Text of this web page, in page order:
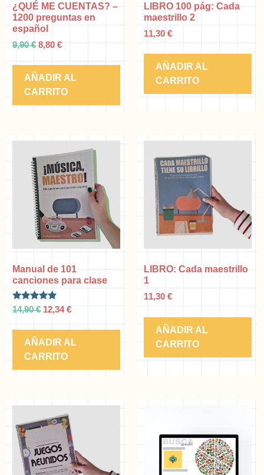
¿QUÉ ME CUENTAS? –
1200 preguntas en
español
9,90€ 8,80 €
AÑADIR AL
CARRITO
LIBRO 100 pág: Cada
maestrillo 2
11,30 €
AÑADIR AL
CARRITO
Manual de 101
canciones para clase
Valorado
con
de 5
14,90€ 12,34€
AÑADIR AL
CARRITO
LIBRO: Cada maestrillo
1
11,30 €
AÑADIR AL
CARRITO